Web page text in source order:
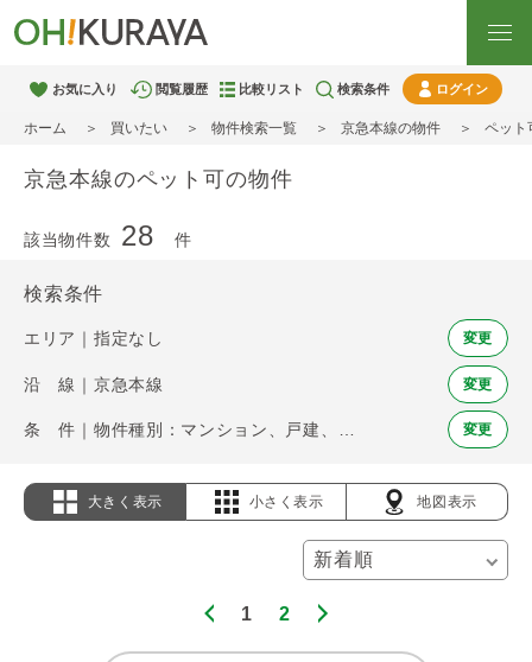
お気に入り 閲覧履歴 比較リスト 検索条件 ログイン
ホーム 買いたい 物件検索一覧 京急本線の物件 ペット
京急本線のペット可の物件
該当物件数 28 件
検索条件
エリア｜指定なし 変更
沿 線｜京急本線 変更
変更
大きく表示 小さく表示 地図表示
1 2